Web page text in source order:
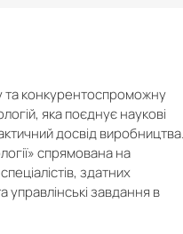
та конкурентоспроможну
яка поєднує наукові
досвід
спрямована на
здатних
управлінські завдання в